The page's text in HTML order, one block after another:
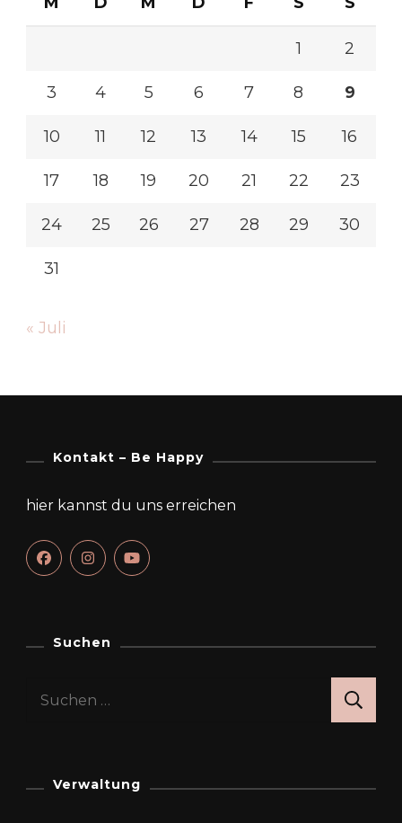
1 2
3 4 5 6 7 8 9
10 11 12 13 14 15 16
17 18 19 20 21 22 23
24 25 26 27 28 29 30
31
« Juli
Kontakt – Be Happy
hier kannst du uns erreichen
Suchen
Suchen
Verwaltung